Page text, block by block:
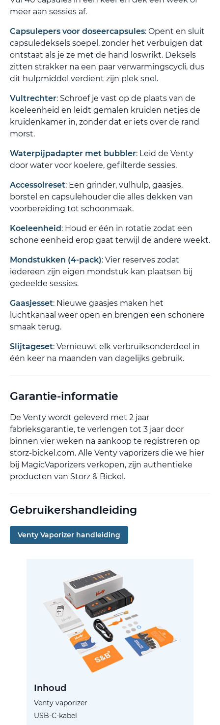
meer aan sessies af.
Capsulepers voor doseercapsules: Opent en sluit
capsuledeksels soepel, zonder het verbuigen dat
ontstaat als je ze met de hand loswrikt. Deksels
zitten strakker na een paar verwarmingscycli, dus
dit hulpmiddel verdient zijn plek snel.
Vultrechter: Schroef je vast op de plaats van de
koeleenheid en leidt gemalen kruiden netjes de
kruidenkamer in, zonder dat er iets over de rand
morst.
Waterpijpadapter met bubbler: Leid de Venty
door water voor koelere, gefilterde sessies.
Accessoireset: Een grinder, vulhulp, gaasjes,
borstel en capsulehouder die alles dekken van
voorbereiding tot schoonmaak.
Koeleenheid: Houd er één in rotatie zodat een
schone eenheid erop gaat terwijl de andere weekt.
Mondstukken (4-pack): Vier reserves zodat
iedereen zijn eigen mondstuk kan plaatsen bij
gedeelde sessies.
Gaasjesset: Nieuwe gaasjes maken het
luchtkanaal weer open en brengen een schonere
smaak terug.
Slijtageset: Vernieuwt elk verbruiksonderdeel in
één keer na maanden van dagelijks gebruik.
Garantie-informatie
De Venty wordt geleverd met 2 jaar
fabrieksgarantie, te verlengen tot 3 jaar door
binnen vier weken na aankoop te registreren op
storz-bickel.com. Alle Venty vaporizers die we hier
bij MagicVaporizers verkopen, zijn authentieke
producten van Storz & Bickel.
Gebruikershandleiding
Venty Vaporizer handleiding
Inhoud
Venty vaporizer
USB-C-kabel